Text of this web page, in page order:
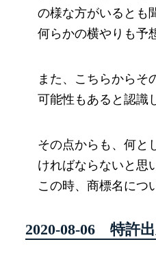
の様な方がいるとも
何らかの横やりも予
また、こちらからそ
可能性もあると認識
その点からも、何と
ければならないと思
この時、商標名につ
2020-08-06 特許